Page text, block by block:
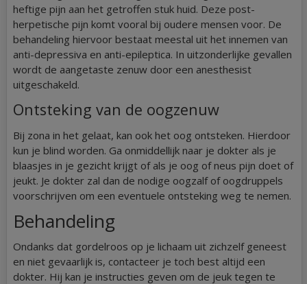
heftige pijn aan het getroffen stuk huid. Deze post-
herpetische pijn komt vooral bij oudere mensen voor. De
behandeling hiervoor bestaat meestal uit het innemen van
anti-depressiva en anti-epileptica. In uitzonderlijke gevallen
wordt de aangetaste zenuw door een anesthesist
uitgeschakeld.
Ontsteking van de oogzenuw
Bij zona in het gelaat, kan ook het oog ontsteken. Hierdoor
kun je blind worden. Ga onmiddellijk naar je dokter als je
blaasjes in je gezicht krijgt of als je oog of neus pijn doet of
jeukt. Je dokter zal dan de nodige oogzalf of oogdruppels
voorschrijven om een eventuele ontsteking weg te nemen.
Behandeling
Ondanks dat gordelroos op je lichaam uit zichzelf geneest
en niet gevaarlijk is, contacteer je toch best altijd een
dokter. Hij kan je instructies geven om de jeuk tegen te